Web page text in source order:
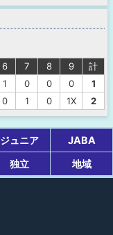
6 7 8 9
計
1 0 0 0
1
0 1 0 1X 2
ジュニア
JABA
独立 地域